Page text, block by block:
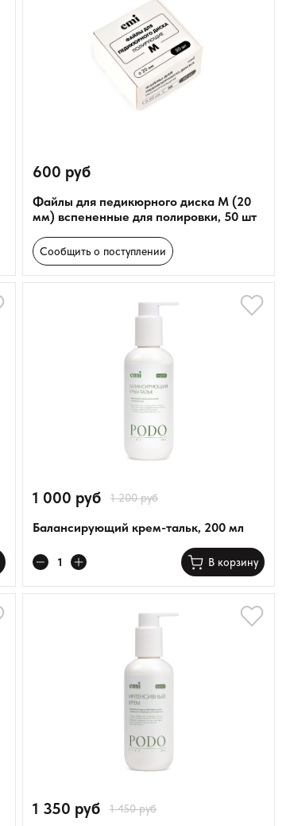
600 руб
Файлы для педикюрного диска M (20
мм) вспененные для полировки, 50 шт
Сообщить о поступлении
1 000 руб 1 200 руб
Балансирующий крем-тальк, 200 мл
В корзину
1 350 руб 1 450 руб